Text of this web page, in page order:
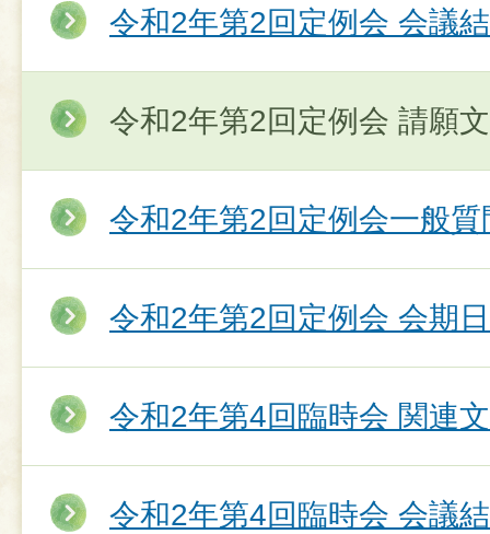
令和2年第2回定例会 会議
令和2年第2回定例会 請願
令和2年第2回定例会一般質
令和2年第2回定例会 会期
令和2年第4回臨時会 関連
令和2年第4回臨時会 会議